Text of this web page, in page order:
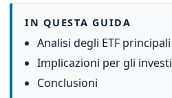
IN QUESTA GUIDA
Analisi degli ETF
Implicazioni per gli
Conclusioni